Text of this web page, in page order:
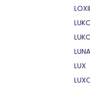
LUNA
LUX